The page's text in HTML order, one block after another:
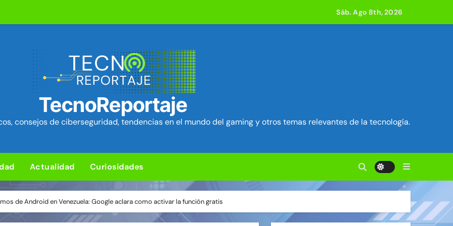
en el kernel de Linux (OVSwrap) con exploit activo afecta 800 compilaciones
ya está disponible: Game Freak presenta su nuevo RPG de acción
Security Project ~ Segu-Info
en cPanel permite ejecutar SQL como root (extra: vulnerabilidad en Exim) ~ Segu-Info
ciberataques que interrumpen los servicios de agua en Estados Unidos ~ Segu-Info
84 fallos en los núcleos 4G y 5G, incluido un fallo de secuestro de sesión ~ Segu-Info
Ventajas y desventajas de esta nueva forma de jugar
Sáb. Ago 8th, 2026
TecnoReportaje
consejos de ciberseguridad, tendencias en el mundo del gaming y otros temas relevantes de la tecnología.
Actualidad Curiosidades
de Android en Venezuela: Google aclara como activar la función gratis